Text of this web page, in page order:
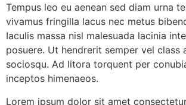
Tempus leo eu aenean sed diam urna
vivamus fringilla lacus nec metus
Iaculis massa nisl malesuada lacinia
posuere. Ut hendrerit semper vel class
sociosqu. Ad litora torquent per
inceptos himenaeos.
Lorem ipsum dolor sit amet